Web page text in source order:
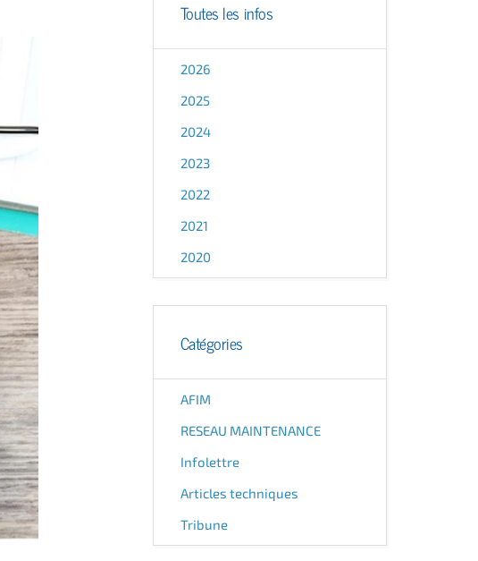
Toutes les infos
2026
2025
2024
2023
2022
2021
2020
Catégories
AFIM
RESEAU MAINTENANCE
Infolettre
Articles techniques
Tribune